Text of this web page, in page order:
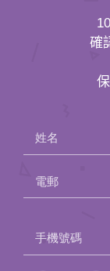
確
姓名
電郵
leave
手機號碼